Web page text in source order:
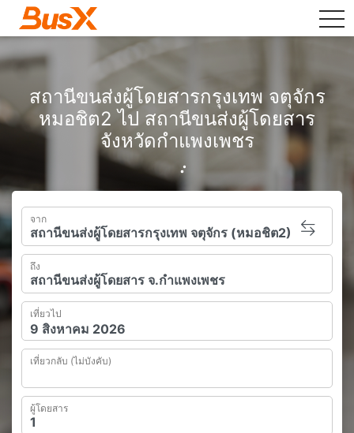
สถานีขนส่งผู้โดยสารกรุงเทพ จตุจักร
หมอชิต2 ไป สถานีขนส่งผู้โดยสาร
จังหวัดกำแพงเพชร
จาก
ถึง
เที่ยวไป
เที่ยวกลับ (ไม่บังคับ)
ผู้โดยสาร